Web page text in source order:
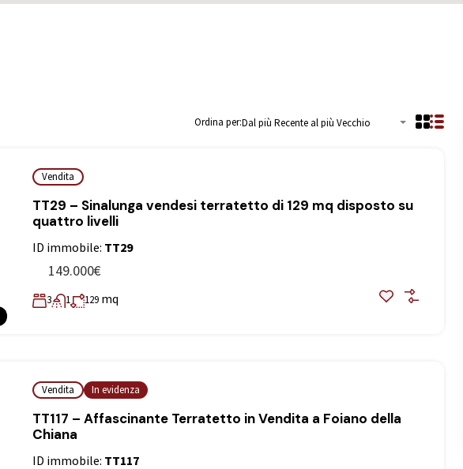
Ordina per:Dal più Recente al più Vecchio
Vendita
TT29 – Sinalunga vendesi terratetto di 129 mq disposto su
quattro livelli
ID immobile: TT29
149.000€
3 1 129 mq
Vendita In evidenza
TT117 – Affascinante Terratetto in Vendita a Foiano della
Chiana
ID immobile: TT117